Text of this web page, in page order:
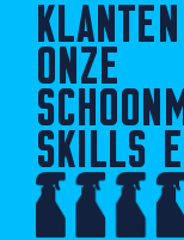
ONZE
SKILLS